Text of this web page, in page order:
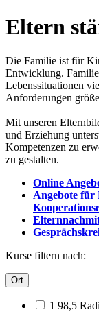
Eltern
Die Familie ist für
Entwicklung.
Lebenssituationen
Anforderungen
Mit unseren
und Erziehung
Kompetenzen zu
zu gestalten.
Online
Angebote für
Kurse filtern nach:
Ort
1 98,5